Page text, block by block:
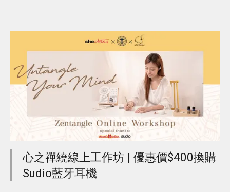
心之禪繞線上工作坊 | 優惠價$400換購
Sudio藍牙耳機